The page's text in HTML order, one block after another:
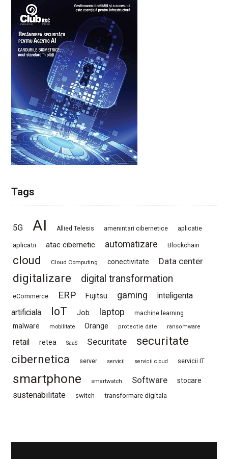
Tags
5G AI Allied Telesis amenintari cibernetice aplicatie
aplicatii atac cibernetic automatizare Blockchain
cloud Cloud Computing conectivitate Data center
digitalizare digital transformation
eCommerce ERP Fujitsu gaming
inteligenta
artificiala
IoT Job laptop machine learning
malware mobilitate Orange protectie date ransomware
retail retea SaaS Securitate
securitate
cibernetica
server servicii servicii cloud servicii IT
smartphone smartwatch Software stocare
sustenabilitate switch transformare digitala